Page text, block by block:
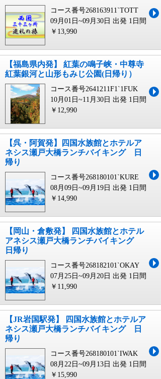
コース番号268163911`TOTT
09月01日~09月30日 出発 1日間
￥13,990
【福島県内発】 紅葉の鳴子峡・中尊寺
紅葉銀河と山形もみじ公園(日帰り）
コース番号2641211F1`1FUK
10月01日~11月30日 出発 1日間
￥12,990
【呉・阿賀発】四国水族館とホテルア
ネシス瀬戸大橋ランチバイキング 日
帰り
コース番号268180101`KURE
08月09日~09月19日 出発 1日間
￥14,990
【岡山・倉敷発】 四国水族館とホテル
アネシス瀬戸大橋ランチバイキング
日帰り
コース番号268182101`OKAY
07月25日~09月20日 出発 1日間
￥11,990
【JR岩国駅発】 四国水族館とホテルア
ネシス瀬戸大橋ランチバイキング 日
帰り
コース番号268180101`IWAK
08月22日~09月13日 出発 1日間
￥15,990